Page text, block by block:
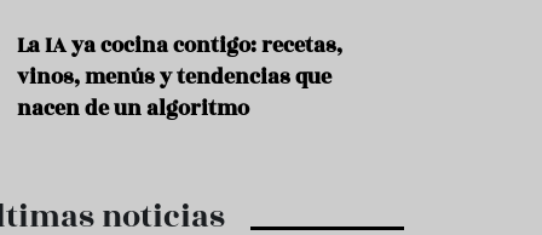
o
La IA ya cocina contigo: recetas,
vinos, menús y tendencias que
nacen de un algoritmo
noticias